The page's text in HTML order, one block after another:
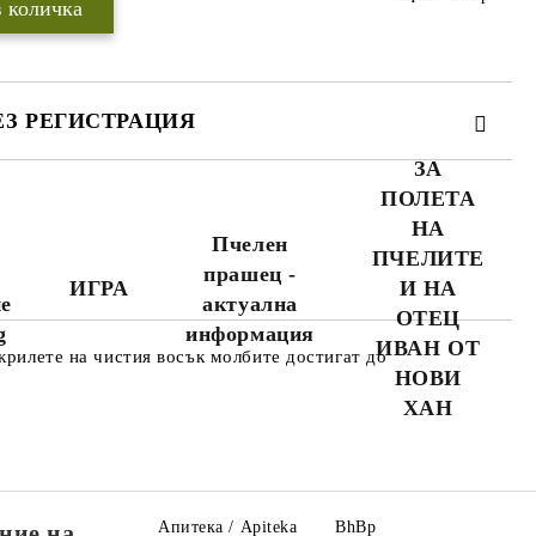
РЕГИСТРАЦИЯ
WWW.APITEKA.EU
където можете да
поръчвате повече
продукти за по-
малко пари.
ИГРА
Пчелен
прашец -
актуална
информация
ЗА
ПОЛЕТА
НА
ПЧЕЛИТЕ
И НА
ОТЕЦ
ИВАН ОТ
НОВИ
ХАН
на чистия восък молбите достигат до
Апитека / Apiteka BhBp